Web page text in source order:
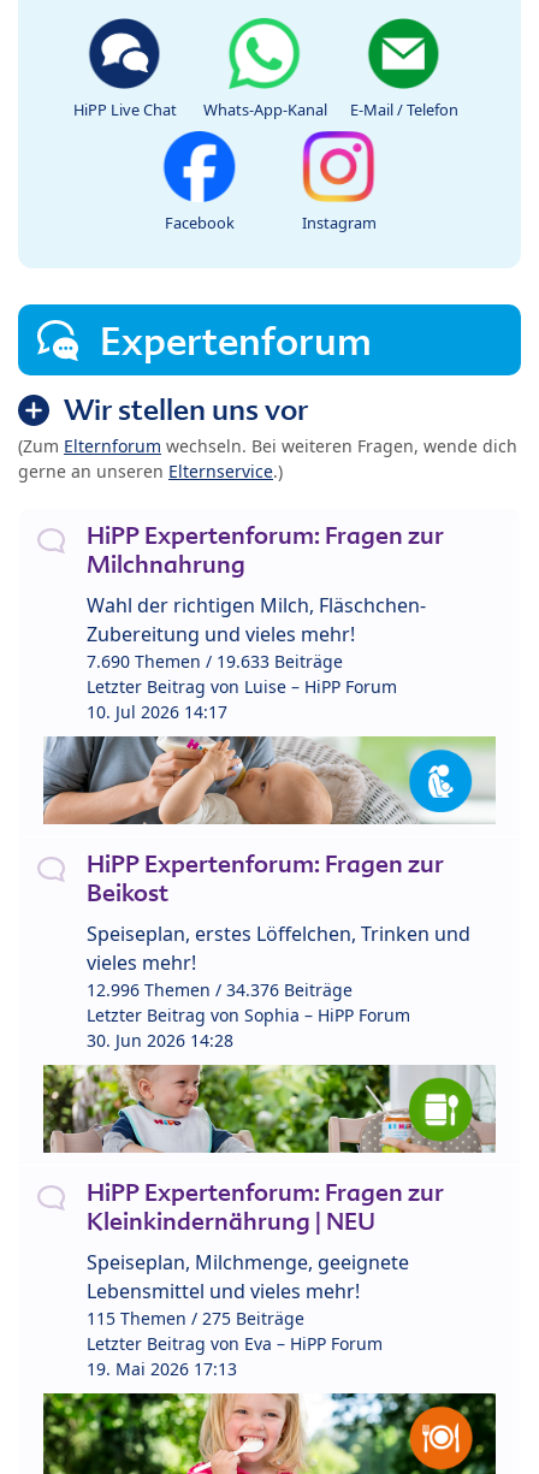
HiPP Live Chat Whats-App-Kanal E-Mail / Telefon
Facebook Instagram
Expertenforum
Wir stellen uns vor
(Zum Elternforum wechseln. Bei weiteren Fragen, wende dich
gerne an unseren Elternservice.)
HiPP Expertenforum: Fragen zur
Milchnahrung
Wahl der richtigen Milch, Fläschchen-
Zubereitung und vieles mehr!
7.690 Themen / 19.633 Beiträge
Letzter Beitrag von Luise – HiPP Forum
10. Jul 2026 14:17
HiPP Expertenforum: Fragen zur
Beikost
Speiseplan, erstes Löffelchen, Trinken und
vieles mehr!
12.996 Themen / 34.376 Beiträge
Letzter Beitrag von Sophia – HiPP Forum
30. Jun 2026 14:28
HiPP Expertenforum: Fragen zur
Kleinkindernährung | NEU
Speiseplan, Milchmenge, geeignete
Lebensmittel und vieles mehr!
115 Themen / 275 Beiträge
Letzter Beitrag von Eva – HiPP Forum
19. Mai 2026 17:13